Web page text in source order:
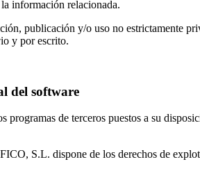
información relacionada.
publicación y/o uso no estrictamente
y por escrito.
del software
programas de terceros puestos a su
S.L. dispone de los derechos de